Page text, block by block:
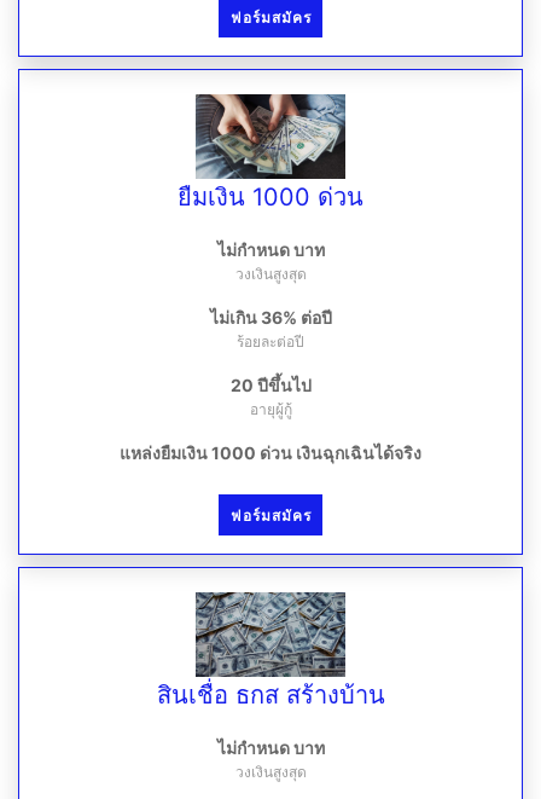
ฟอร์มสมัคร
ยืมเงิน 1000 ด่วน
ไม่กำหนด บาท
วงเงินสูงสุด
ไม่เกิน 36% ต่อปี
ร้อยละต่อปี
20 ปีขึ้นไป
อายุผู้กู้
แหล่งยืมเงิน 1000 ด่วน เงินฉุกเฉินได้จริง
ฟอร์มสมัคร
สินเชื่อ ธกส สร้างบ้าน
ไม่กำหนด บาท
วงเงินสูงสุด